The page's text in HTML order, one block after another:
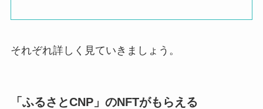
それぞれ詳しく見ていきましょう。
「ふるさとCNP」のNFTがもらえる